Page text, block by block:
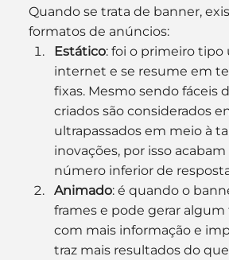
Quando se trata de banner,
formatos de anúncios:
Estático: foi o primeiro tipo
internet e se resume em
fixas. Mesmo sendo fáceis
criados são considerados
ultrapassados em meio à
inovações, por isso
número inferior de
Animado: é quando o
frames e pode gerar algum
com mais informação e
traz mais resultados do